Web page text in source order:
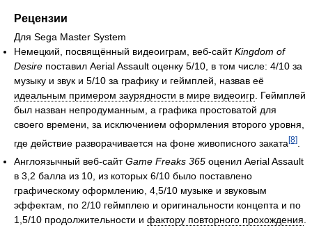
Рецензии
Для Sega Master System
Немецкий, посвящённый видеоиграм, веб-сайтKingdom of
Desire поставил Aerial Assault оценку 5/10, в том числе: 4/10 за
музыку и звук и 5/10 за графику и геймплей, назвав её
идеальным примером заурядности в мире видеоигр . Геймплей
был назван непродуманным, а графика простоватой для
своего времени, за исключением оформления второго уровня,
где действие разворачивается на фоне живописного заката[8]
Англоязычный веб-сайтGame Freaks 365 оценил Aerial Assault
в 3,2 балла из 10, из которых 6/10 было поставлено
графическому оформлению, 4,5/10 музыке и звуковым
эффектам, по 2/10 геймплею и оригинальности концепта и по
1,5/10 продолжительности и фактору повторного прохождения.